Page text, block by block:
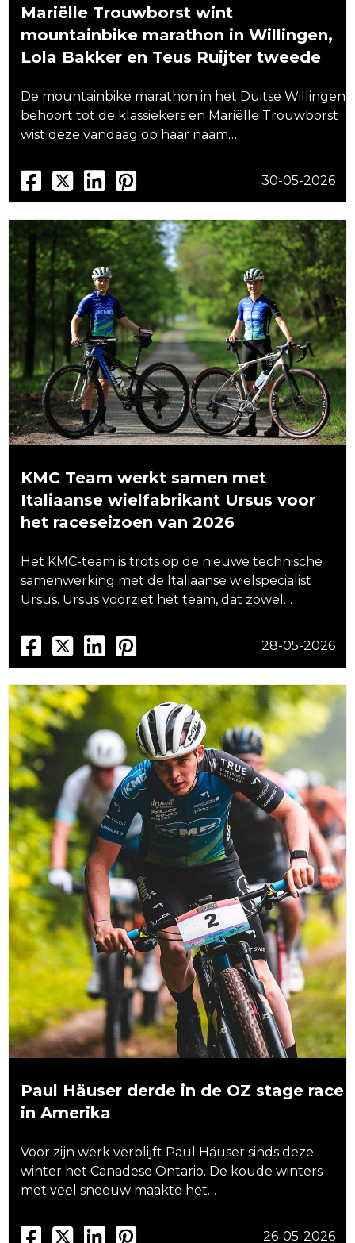
Mariëlle Trouwborst wint
mountainbike marathon in Willingen,
Lola Bakker en Teus Ruijter tweede
De mountainbike marathon in het Duitse Willingen
behoort tot de klassiekers en Mariëlle Trouwborst
wist deze vandaag op haar naam…
30-05-2026
KMC Team werkt samen met
Italiaanse wielfabrikant Ursus voor
het raceseizoen van 2026
Het KMC-team is trots op de nieuwe technische
samenwerking met de Italiaanse wielspecialist
Ursus. Ursus voorziet het team, dat zowel…
28-05-2026
Paul Häuser derde in de OZ stage race
in Amerika
Voor zijn werk verblijft Paul Häuser sinds deze
winter het Canadese Ontario. De koude winters
met veel sneeuw maakte het…
26-05-2026